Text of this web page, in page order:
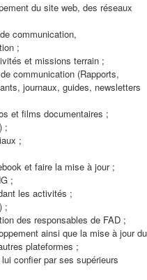
du site web, des réseaux
communication,
;
et missions terrain ;
communication (Rapports,
journaux, guides, newsletters
et films documentaires ;
;
;
et faire la mise à jour ;
;
les activités ;
;
des responsables de FAD ;
ainsi que la mise à jour du
plateformes ;
confier par ses supérieurs